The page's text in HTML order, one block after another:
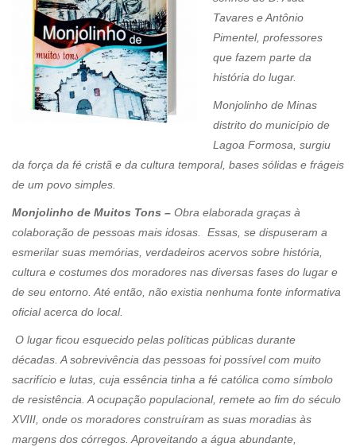
Tavares e Antônio
Pimentel, professores
que fazem parte da
história do lugar.
Monjolinho de Minas
distrito do município de
Lagoa Formosa, surgiu
da força da fé cristã e da cultura temporal, bases sólidas e frágeis
de um povo simples.
Monjolinho de Muitos Tons – Obra elaborada graças à
colaboração de pessoas mais idosas. Essas, se dispuseram a
esmerilar suas memórias, verdadeiros acervos sobre história,
cultura e costumes dos moradores nas diversas fases do lugar e
de seu entorno. Até então, não existia nenhuma fonte informativa
oficial acerca do local.
O lugar ficou esquecido pelas políticas públicas durante
décadas. A sobrevivência das pessoas foi possível com muito
sacrifício e lutas, cuja essência tinha a fé católica como símbolo
de resistência. A ocupação populacional, remete ao fim do século
XVIII, onde os moradores construíram as suas moradias às
margens dos córregos. Aproveitando a água abundante,